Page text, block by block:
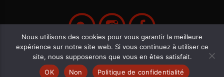
Nous utilisons des cookies pour vous garantir la meilleure
expérience sur notre site web. Si vous continuez à utiliser ce
site, nous supposerons que vous en êtes satisfait.
OK
Non Politique de confidentialité